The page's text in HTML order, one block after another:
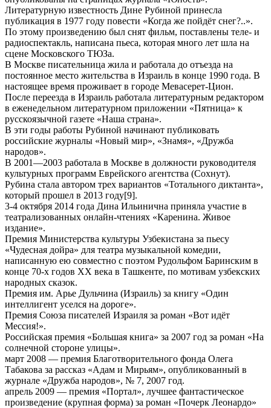
Литературную известность Дине Рубиной принесла
публикация в 1977 году повести «Когда же пойдёт снег?..».
По этому произведению был снят фильм, поставлены теле- и
радиоспектакль, написана пьеса, которая много лет шла на
сцене Московского ТЮЗа.
В Москве писательница жила и работала до отъезда на
постоянное место жительства в Израиль в конце 1990 года. В
настоящее время проживает в городе Мевасерет-Цион.
После переезда в Израиль работала литературным редактором
в еженедельном литературном приложении «Пятница» к
русскоязычной газете «Наша страна».
В эти годы работы Рубиной начинают публиковать
российские журналы «Новый мир», «Знамя», «Дружба
народов».
В 2001—2003 работала в Москве в должности руководителя
культурных программ Еврейского агентства (Сохнут).
Рубина стала автором трех вариантов «Тотального диктанта»,
который прошел в 2013 году[9].
3-4 октября 2014 года Дина Ильинична приняла участие в
театрализованных онлайн-чтениях «Каренина. Живое
издание».
Премия Министерства культуры Узбекистана за пьесу
«Чудесная дойра» для театра музыкальной комедии,
написанную ею совместно с поэтом Рудольфом Баринским в
конце 70-х годов XX века в Ташкенте, по мотивам узбекских
народных сказок.
Премия им. Арье Дульчина (Израиль) за книгу «Один
интеллигент уселся на дороге».
Премия Союза писателей Израиля за роман «Вот идёт
Мессия!».
Российская премия «Большая книга» за 2007 год за роман «На
солнечной стороне улицы».
март 2008 — премия Благотворительного фонда Олега
Табакова за рассказ «Адам и Мирьям», опубликованный в
журнале «Дружба народов», № 7, 2007 год.
апрель 2009 — премия «Портал», лучшее фантастическое
произведение (крупная форма) за роман «Почерк Леонардо»